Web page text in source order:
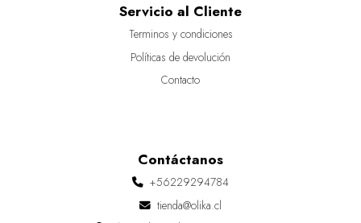
Servicio al Cliente
Terminos y condiciones
Políticas de devolución
Contacto
Contáctanos
+56229294784
tienda@olika.cl